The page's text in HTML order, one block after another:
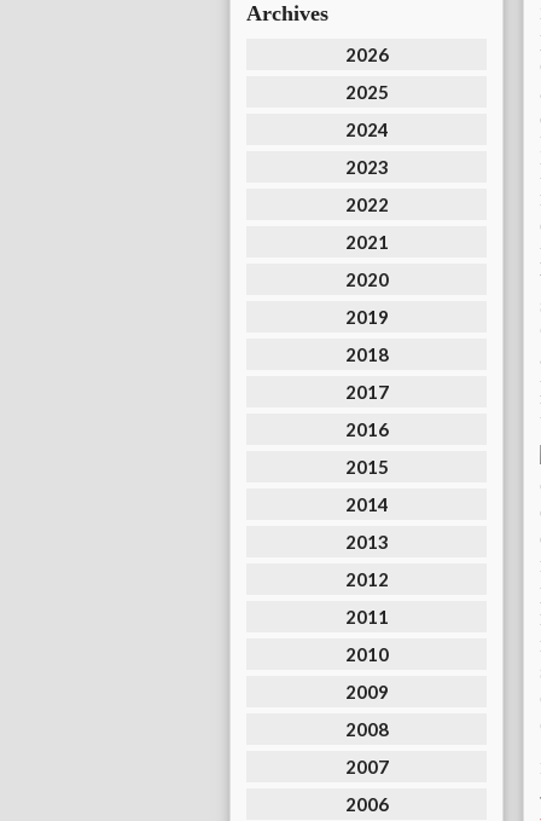
Archives
2026
2025
2024
2023
2022
2021
2020
2019
2018
2017
2016
2015
2014
2013
2012
2011
2010
2009
2008
2007
2006